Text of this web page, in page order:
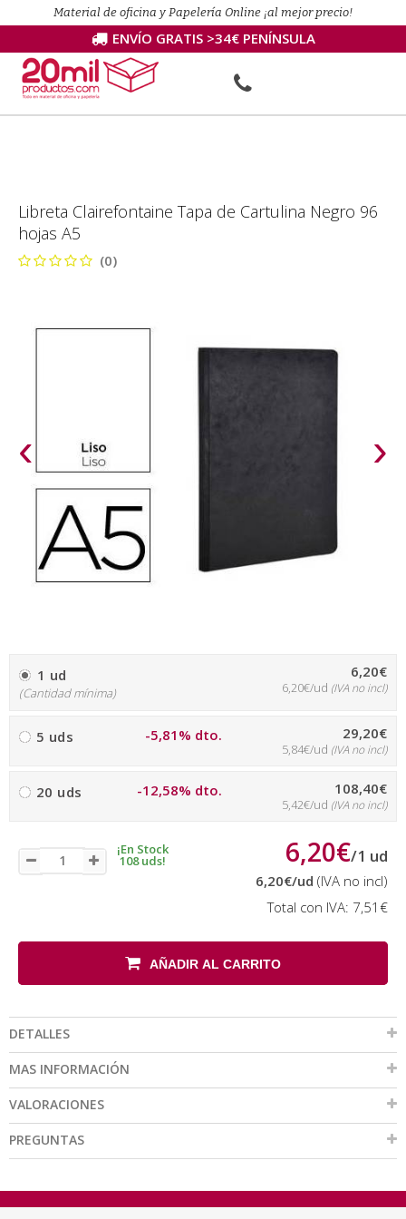
Material de oficina y Papelería Online ¡al mejor precio!
ENVÍO GRATIS >34€ PENÍNSULA
Libreta Clairefontaine Tapa de Cartulina Negro 96
hojas A5
(0)
‹ ›
1 ud
(Cantidad mínima)
6,20€
6,20€/ud (IVA no incl)
5 uds -5,81% dto. 29,20€
5,84€/ud (IVA no incl)
20 uds -12,58% dto. 108,40€
5,42€/ud (IVA no incl)
¡En Stock
108 uds! 6,20€/1 ud
6,20€/ud (IVA no incl)
Total con IVA: 7,51€
AÑADIR AL CARRITO
DETALLES
MAS INFORMACIÓN
VALORACIONES
PREGUNTAS